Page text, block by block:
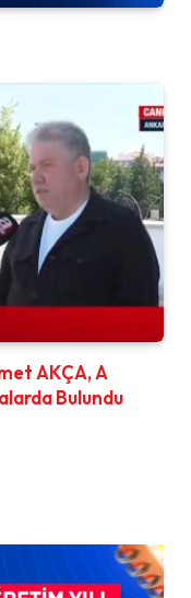
AKÇA, A
Bulundu